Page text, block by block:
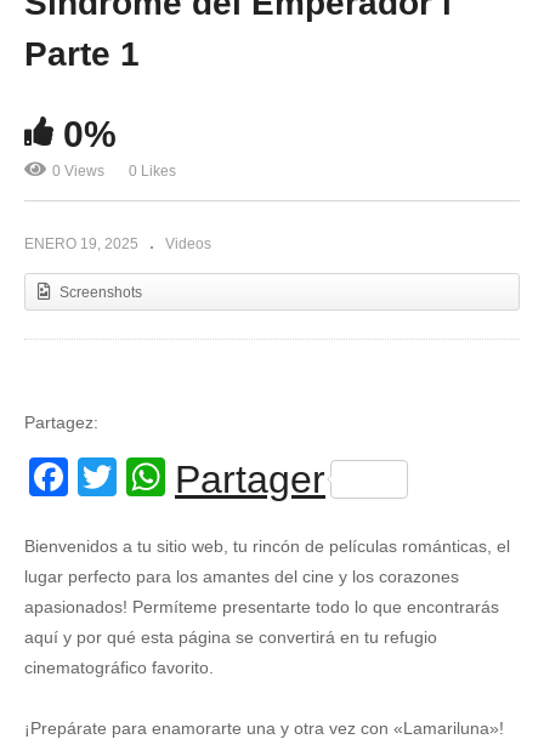
Parte 1
0%
0 Views 0 Likes
ENERO 19, 2025 Videos
Screenshots
Partagez:
Facebook
TwitterWhatsApp
Partager
Bienvenidos a tu sitio web, tu rincón de películas románticas, el
lugar perfecto para los amantes del cine y los corazones
apasionados! Permíteme presentarte todo lo que encontrarás
aquí y por qué esta página se convertirá en tu refugio
cinematográfico favorito.
¡Prepárate para enamorarte una y otra vez con «Lamariluna»!